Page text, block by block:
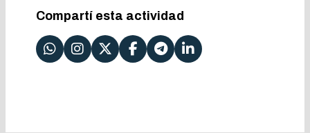
Compartí esta actividad